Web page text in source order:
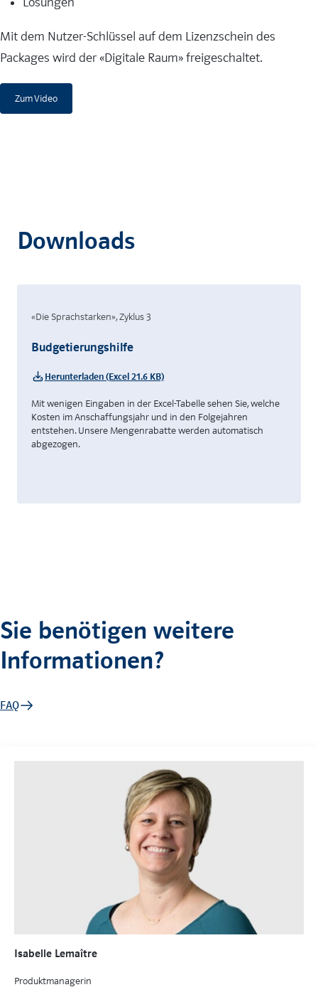
Mit dem Nutzer-Schlüssel auf dem Lizenzschein des
Packages wird der «Digitale Raum» freigeschaltet.
Zum Video
Downloads
«Die Sprachstarken», Zyklus 3
Budgetierungshilfe
Herunterladen (Excel 21.6 KB)
Mit wenigen Eingaben in der Excel-Tabelle sehen Sie, welche
Kosten im Anschaffungsjahr und in den Folgejahren
entstehen. Unsere Mengenrabatte werden automatisch
abgezogen.
Sie benötigen weitere
Informationen?
FAQ
Isabelle Lemaître
Produktmanagerin